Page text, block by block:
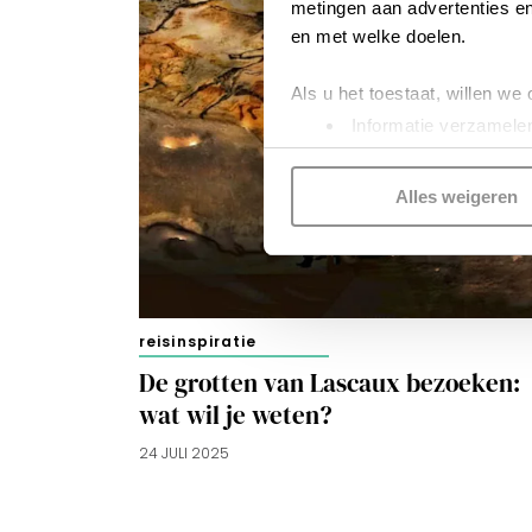
metingen aan advertenties
en met welke doelen.
Als u het toestaat, willen we
Informatie
Uw apparaat
Lees meer over hoe uw
Kijk vooral rond en laat je
om je
gepersonaliseerde
voorkeuren beheren via
cookies zoals omschreven
Alles weigeren
reisinspiratie
De grotten van Lascaux bezoeken:
wat wil je weten?
24 JULI 2025